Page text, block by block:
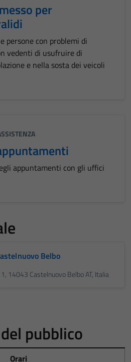
per
persone con problemi di
vedenti di usufruire di
e nella sosta dei veicoli
appuntamenti con gli uffici
Belbo
14043 Castelnuovo Belbo AT, Italia
pubblico
Orari